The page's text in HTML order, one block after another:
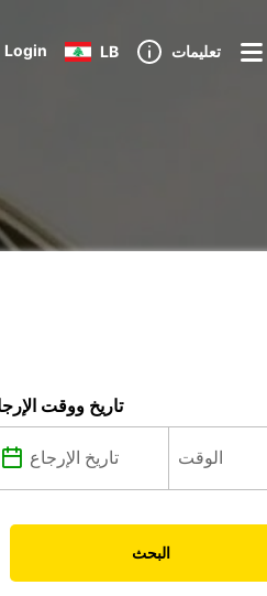
Login LB تعليمات
تاريخ ووقت
البحث